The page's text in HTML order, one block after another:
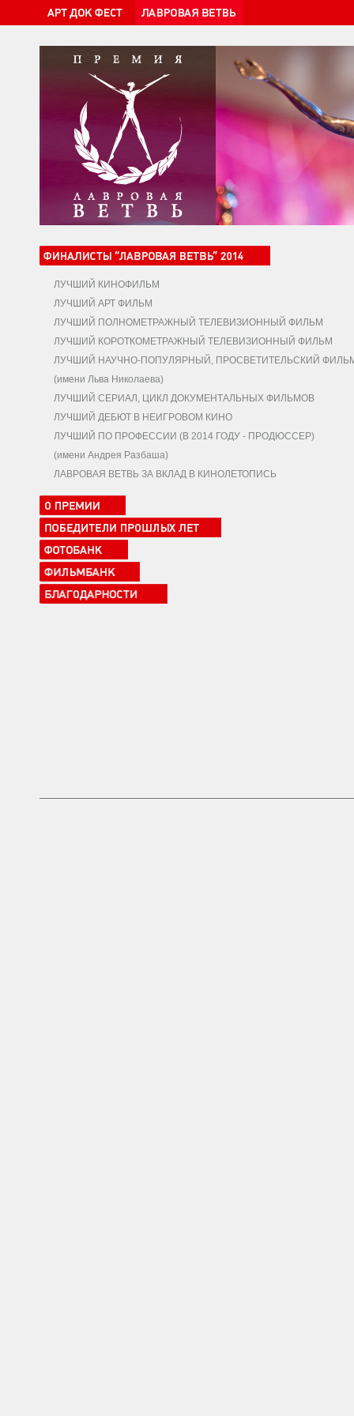
ЛУЧШИЙ КИНОФИЛЬМ
ЛУЧШИЙ АРТ ФИЛЬМ
ЛУЧШИЙ ПОЛНОМЕТРАЖНЫЙ ТЕЛЕВИЗИОННЫЙ ФИЛЬМ
ЛУЧШИЙ КОРОТКОМЕТРАЖНЫЙ ТЕЛЕВИЗИОННЫЙ ФИЛЬМ
ЛУЧШИЙ НАУЧНО-ПОПУЛЯРНЫЙ, ПРОСВЕТИТЕЛЬСКИЙ
(имени Льва Николаева)
ЛУЧШИЙ СЕРИАЛ, ЦИКЛ ДОКУМЕНТАЛЬНЫХ ФИЛЬМОВ
ЛУЧШИЙ ДЕБЮТ В НЕИГРОВОМ КИНО
ЛУЧШИЙ ПО ПРОФЕССИИ (В 2014 ГОДУ - ПРОДЮССЕР)
(имени Андрея Разбаша)
ЛАВРОВАЯ ВЕТВЬ ЗА ВКЛАД В КИНОЛЕТОПИСЬ